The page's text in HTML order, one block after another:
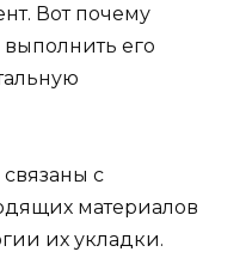
Вот почему
его
с
материалов
их укладки.